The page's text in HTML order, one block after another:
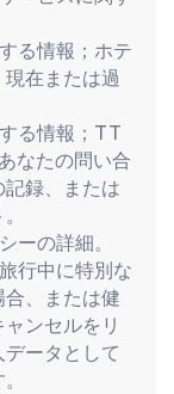
る情報；ホテ
在または過
る情報；TT
なたの問い合
録、または
ーの詳細。
行中に特別な
、または健
ンセルをリ
ータとして